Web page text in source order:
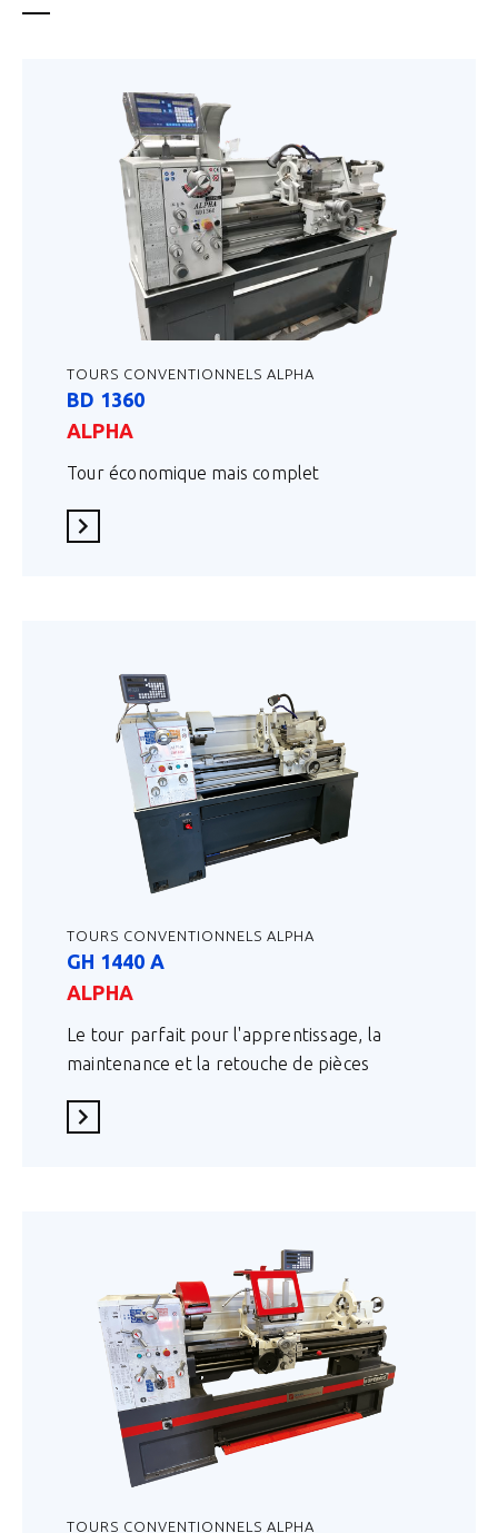
TOURS CONVENTIONNELS ALPHA
BD 1360
ALPHA
Tour économique mais complet
En savoir plus
TOURS CONVENTIONNELS ALPHA
GH 1440 A
ALPHA
Le tour parfait pour l'apprentissage, la
maintenance et la retouche de pièces
En savoir plus
TOURS CONVENTIONNELS ALPHA